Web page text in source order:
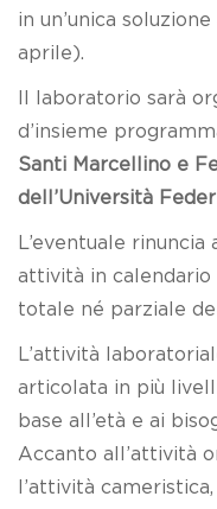
in un’unica
aprile).
Il laboratorio sarà
d’insieme
Santi Marcellino e
dell’Università
L’eventuale
attività in
totale né parziale
L’attività
articolata in più
base all’età e ai
Accanto all’attività
l’attività